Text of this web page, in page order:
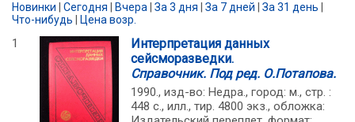
Новинки Сегодня Вчера За 3 дня За 7 дней За 31 день
Что-нибудь
Цена возр.
1
Интерпретация данных
сейсморазведки.
Справочник. Под ред. О.Потапова.
1990., изд-во: Недра., город: м., стр. :
448 с., илл., тир. 4800 экз., обложка: